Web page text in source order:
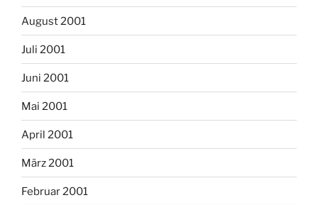
August 2001
Juli 2001
Juni 2001
Mai 2001
April 2001
März 2001
Februar 2001